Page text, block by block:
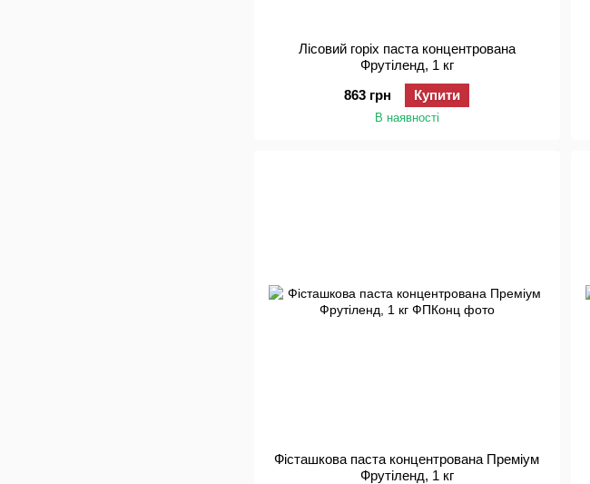
Лісовий горіх паста концентрована
Фрутіленд, 1 кг
863 грн
Купити
В наявності
Фісташкова паста концентрована Преміум
Фрутіленд, 1 кг